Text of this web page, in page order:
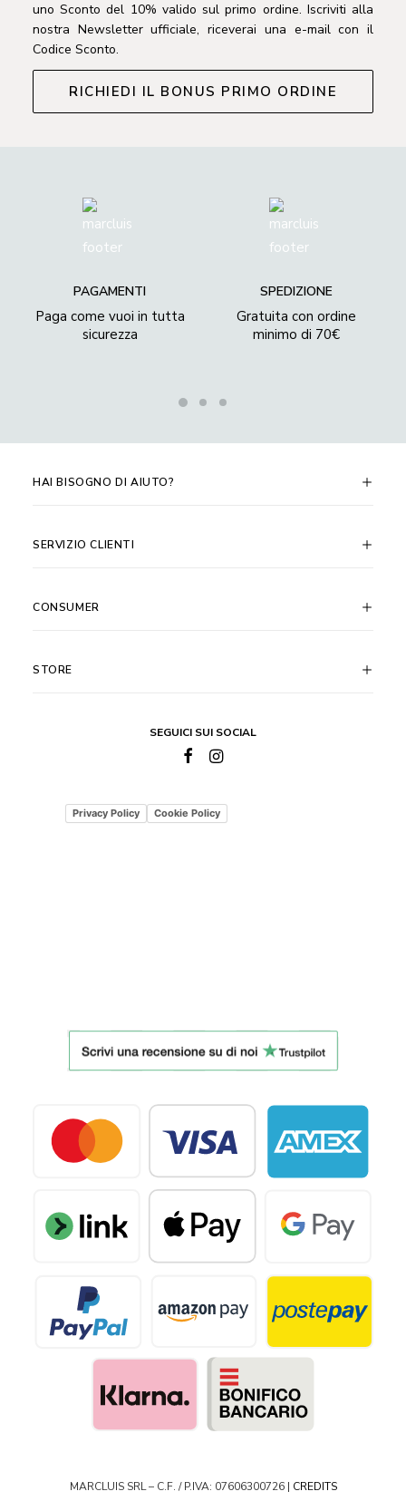
uno Sconto del 10% valido sul primo ordine. Iscriviti alla
nostra Newsletter ufficiale, riceverai una e-mail con il
Codice Sconto.
RICHIEDI IL BONUS PRIMO ORDINE
PAGAMENTI
Paga come vuoi in tutta
sicurezza
SPEDIZIONE
Gratuita con ordine
minimo di 70€
HAI BISOGNO DI AIUTO?
SERVIZIO CLIENTI
CONSUMER
STORE
SEGUICI SUI SOCIAL
Privacy Policy Cookie Policy
MARCLUIS SRL – C.F. / P.IVA: 07606300726 | CREDITS